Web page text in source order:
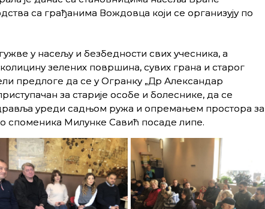
са грађанима Вождовца који се организују по
у насељу и безбедности свих учесника, а
зелених површина, сувих грана и старог
предлоге да се у Огранку „Др Александар
за старије особе и болеснике, да се
уреди садњом ружа и опремањем простора за
споменика Милунке Савић посаде липе.